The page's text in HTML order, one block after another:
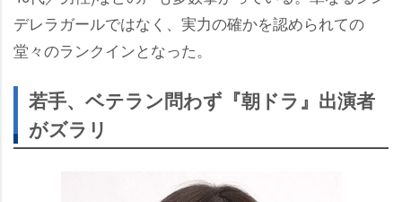
デレラガールではなく、実力の確かを認められての
堂々のランクインとなった。
若手、ベテラン問わず『朝ドラ』出演者
がズラリ